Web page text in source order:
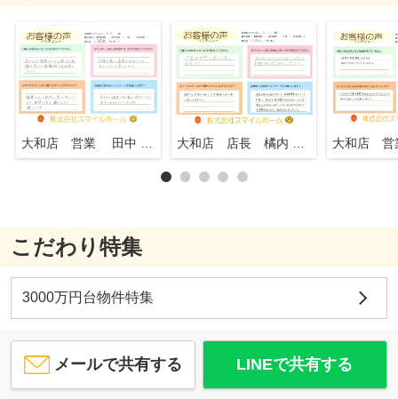
こだわり特集
3000万円台物件特集
メールで共有する LINEで共有する